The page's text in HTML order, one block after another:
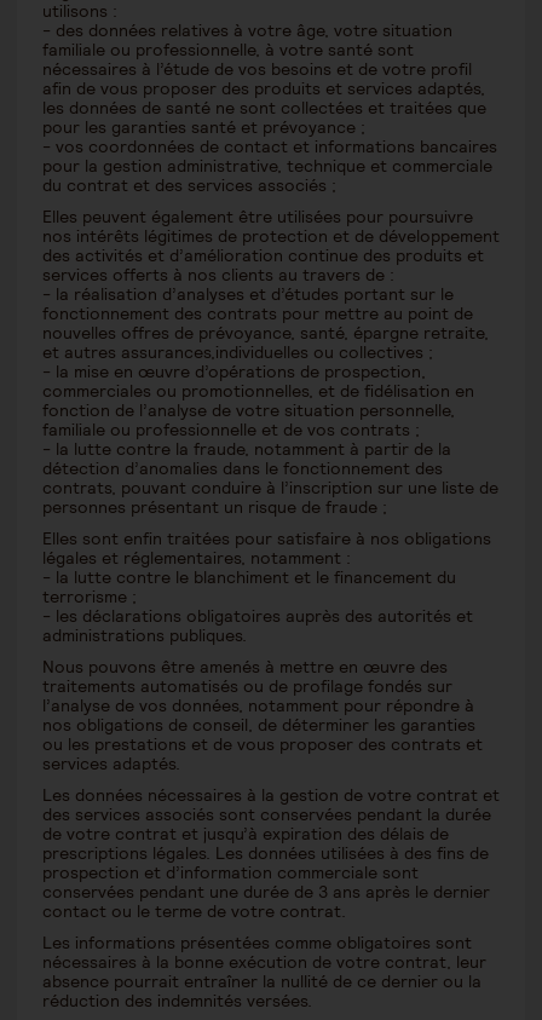
utilisons :
- des données relatives à votre âge, votre situation
familiale ou professionnelle, à votre santé sont
nécessaires à l’étude de vos besoins et de votre profil
afin de vous proposer des produits et services adaptés,
les données de santé ne sont collectées et traitées que
pour les garanties santé et prévoyance ;
- vos coordonnées de contact et informations bancaires
pour la gestion administrative, technique et commerciale
du contrat et des services associés ;
Elles peuvent également être utilisées pour poursuivre
nos intérêts légitimes de protection et de développement
des activités et d’amélioration continue des produits et
services offerts à nos clients au travers de :
- la réalisation d’analyses et d’études portant sur le
fonctionnement des contrats pour mettre au point de
nouvelles offres de prévoyance, santé, épargne retraite,
et autres assurances,individuelles ou collectives ;
- la mise en œuvre d’opérations de prospection,
commerciales ou promotionnelles, et de fidélisation en
fonction de l’analyse de votre situation personnelle,
familiale ou professionnelle et de vos contrats ;
- la lutte contre la fraude, notamment à partir de la
détection d’anomalies dans le fonctionnement des
contrats, pouvant conduire à l’inscription sur une liste de
personnes présentant un risque de fraude ;
Elles sont enfin traitées pour satisfaire à nos obligations
légales et réglementaires, notamment :
- la lutte contre le blanchiment et le financement du
terrorisme ;
- les déclarations obligatoires auprès des autorités et
administrations publiques.
Nous pouvons être amenés à mettre en œuvre des
traitements automatisés ou de profilage fondés sur
l’analyse de vos données, notamment pour répondre à
nos obligations de conseil, de déterminer les garanties
ou les prestations et de vous proposer des contrats et
services adaptés.
Les données nécessaires à la gestion de votre contrat et
des services associés sont conservées pendant la durée
de votre contrat et jusqu’à expiration des délais de
prescriptions légales. Les données utilisées à des fins de
prospection et d’information commerciale sont
conservées pendant une durée de 3 ans après le dernier
contact ou le terme de votre contrat.
Les informations présentées comme obligatoires sont
nécessaires à la bonne exécution de votre contrat, leur
absence pourrait entraîner la nullité de ce dernier ou la
réduction des indemnités versées.